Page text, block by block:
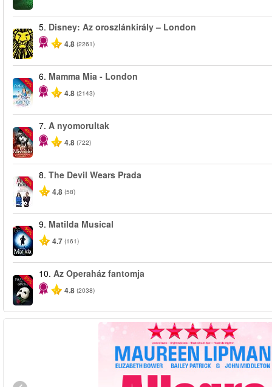
5. Disney: Az oroszlánkirály – London
4.8 (2261)
-40%
6. Mamma Mia - London
4.8 (2143)
-40%
7. A nyomorultak
4.8 (722)
-50%
8. The Devil Wears Prada
4.8 (58)
-50%
9. Matilda Musical
4.7 (161)
-20%
10. Az Operaház fantomja
4.8 (2038)